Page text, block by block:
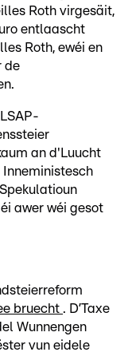
Roth virgesäit,
entlaascht
Roth, ewéi en
de
an d'Luucht
Inneministesch
awer wéi gesot
bruecht . D’Taxe
Wunnengen
vun eidele